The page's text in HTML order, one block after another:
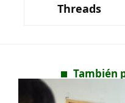
Threads
También